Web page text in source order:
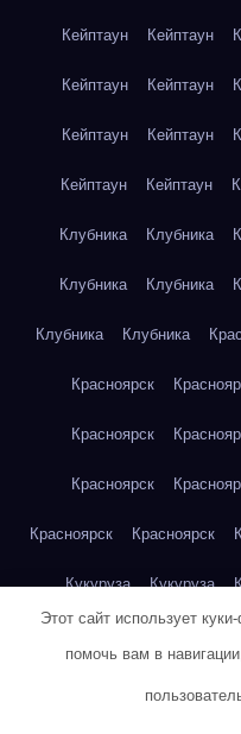
Кейптаун Кейптаун
Кейптаун Кейптаун
Кейптаун Кейптаун
Кейптаун Кейптаун
Клубника Клубника
Клубника Клубника
Клубника Клубника
Красноярск
Красноярск
Красноярск
Красноярск Красноярск
Кукуруза Кукуруза
Этот сайт использует
помочь вам в